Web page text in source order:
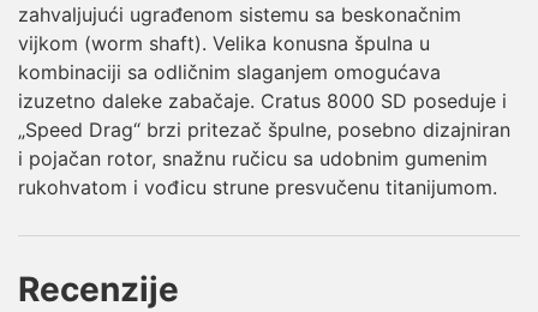
zahvaljujući ugrađenom sistemu sa beskonačnim
vijkom (worm shaft). Velika konusna špulna u
kombinaciji sa odličnim slaganjem omogućava
izuzetno daleke zabačaje. Cratus 8000 SD poseduje i
„Speed Drag“ brzi pritezač špulne, posebno dizajniran
i pojačan rotor, snažnu ručicu sa udobnim gumenim
rukohvatom i vođicu strune presvučenu titanijumom.
Recenzije